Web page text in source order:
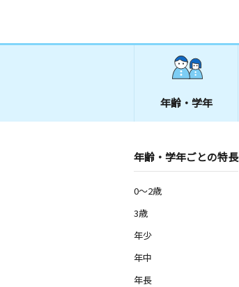
年齢・学年
年齢・学年ごとの特長
0～2歳
3歳
年少
年中
年長